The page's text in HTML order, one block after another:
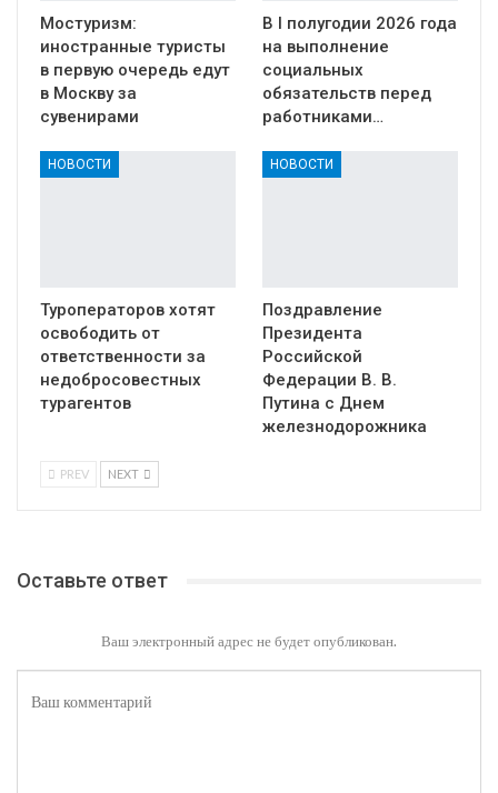
Мостуризм:
иностранные туристы
в первую очередь едут
в Москву за
сувенирами
В I полугодии 2026 года
на выполнение
социальных
обязательств перед
работниками…
НОВОСТИ
Туроператоров хотят
освободить от
ответственности за
недобросовестных
турагентов
НОВОСТИ
Поздравление
Президента
Российской
Федерации В. В.
Путина с Днем
железнодорожника
PREV NEXT
Оставьте ответ
Ваш электронный адрес не будет опубликован.